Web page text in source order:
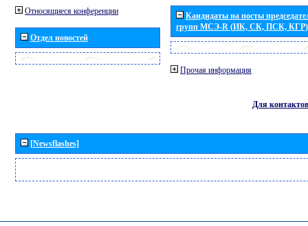
Относящиеся конференции
Отдел новостей
Кандидаты на посты
групп МСЭ-R (ИК, СК, ПСК, КГР)
Прочая информация
Для контактов
[Newsflashes]